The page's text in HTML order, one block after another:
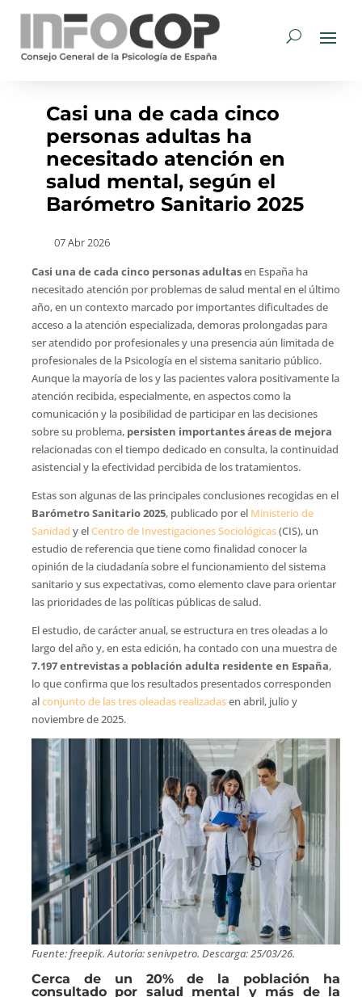
Casi una de cada cinco
personas adultas ha
necesitado atención en
salud mental, según el
Barómetro Sanitario 2025
07 Abr 2026
Casi una de cada cinco personas adultasen España ha
necesitado atención por problemas de salud mental en el último
año, en un contexto marcado por importantes dificultades de
acceso a la atención especializada, demoras prolongadas para
ser atendido por profesionales y una presencia aún limitada de
profesionales de la Psicología en el sistema sanitario público.
Aunque la mayoría de los y las pacientes valora positivamente la
atención recibida, especialmente, en aspectos como la
comunicación y la posibilidad de participar en las decisiones
sobre su problema, persisten importantes áreas de mejora
relacionadas con el tiempo dedicado en consulta, la continuidad
asistencial y la efectividad percibida de los tratamientos.
Estas son algunas de las principales conclusiones recogidas en el
Barómetro Sanitario 2025, publicado por el Ministerio de
Sanidad y elCentro de Investigaciones Sociológicas(CIS), un
estudio de referencia que tiene como finalidad conocer la
opinión de la ciudadanía sobre el funcionamiento del sistema
sanitario y sus expectativas, como elemento clave para orientar
las prioridades de las políticas públicas de salud.
El estudio, de carácter anual, se estructura en tres oleadas a lo
largo del año y, en esta edición, ha contado con una muestra de
7.197 entrevistas a población adulta residente en España,
lo que confirma que los resultados presentados corresponden
alconjunto de las tres oleadas realizadasen abril, julio y
noviembre de 2025.
Fuente: freepik. Autoría: senivpetro. Descarga: 25/03/26.
Cerca de un 20% de la población ha
consultado por salud mental y más de la